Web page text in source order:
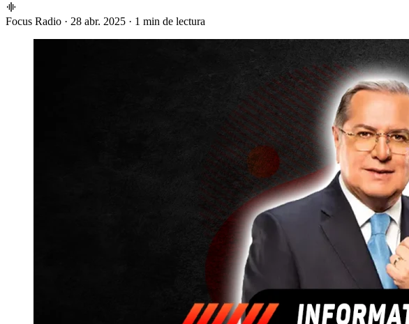
Focus Radio · 28 abr. 2025 · 1 min de lectura